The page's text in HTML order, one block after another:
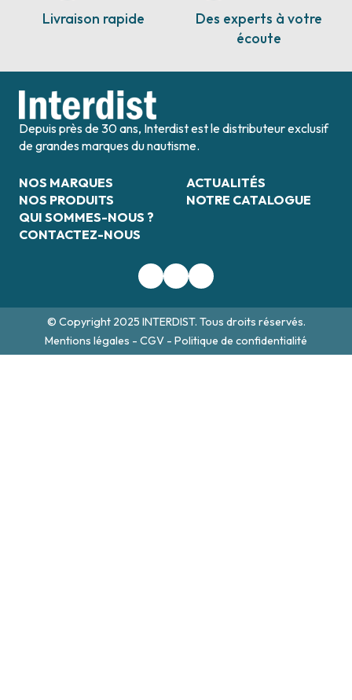
Livraison rapide
Des experts à votre
écoute
Depuis près de 30 ans, Interdist est le distributeur exclusif
de grandes marques du nautisme.
NOS MARQUES
NOS PRODUITS
QUI SOMMES-NOUS ?
CONTACTEZ-NOUS
ACTUALITÉS
NOTRE CATALOGUE
© Copyright 2025 INTERDIST. Tous droits réservés.
Mentions légales - CGV - Politique de confidentialité